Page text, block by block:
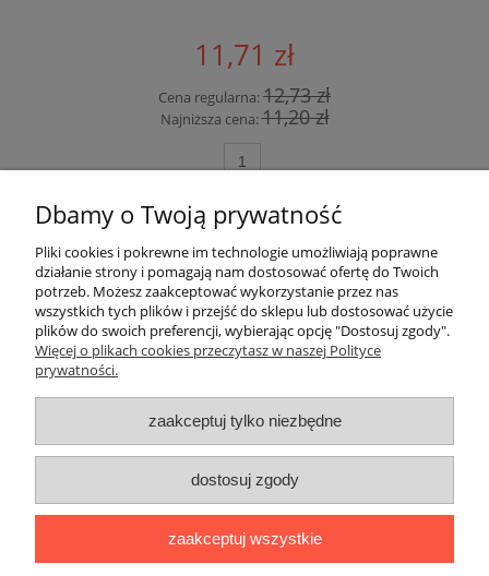
11,71 zł
Cena regularna:12,73 zł
Najniższa cena:11,20 zł
Szybkie linki
Płatności i dostawa
Pomoc i Moje konto
Płatności realizowane przez:
Transport realizowany przez:
Dbamy o Twoją prywatność
Pliki cookies i pokrewne im technologie umożliwiają poprawne
działanie strony i pomagają nam dostosować ofertę do Twoich
potrzeb. Możesz zaakceptować wykorzystanie przez nas
wszystkich tych plików i przejść do sklepu lub dostosować użycie
plików do swoich preferencji, wybierając opcję "Dostosuj zgody".
Więcej o plikach cookies przeczytasz w naszej Polityce
prywatności.
zaakceptuj tylko niezbędne
dostosuj zgody
zaakceptuj wszystkie